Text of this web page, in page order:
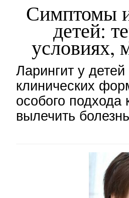
Симптомы
детей:
условиях,
Ларингит у
клинических
особого
вылечить